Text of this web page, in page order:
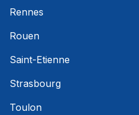
Rennes
Rouen
Saint-Etienne
Strasbourg
Toulon